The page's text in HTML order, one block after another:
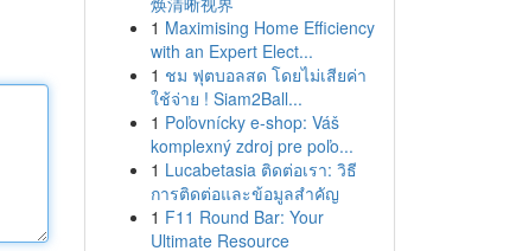
1 Maximising Home Efficiency
with an Expert Elect...
1 ชม ฟุตบอลสด โดยไม่เสียค่า
ใช้จ่าย ! Siam2Ball...
1 Poľovnícky e-shop: Váš
komplexný zdroj pre poľo...
1 Lucabetasia ติดต่อเรา: วิธี
การติดต่อและข้อมูลสำคัญ
1 F11 Round Bar: Your
Ultimate Resource